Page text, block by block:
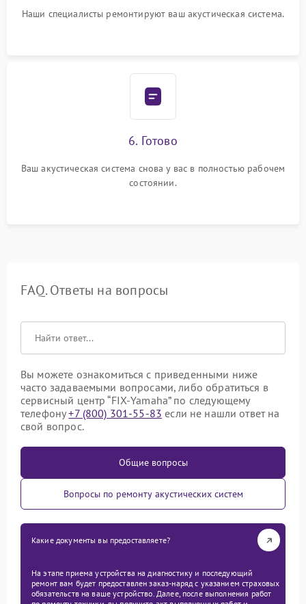
Наши специалисты ремонтируют ваш акустическая система.
6. Готово
Ваш акустическая система снова у вас в полностью рабочем
состоянии.
FAQ. Ответы на вопросы
Вы можете ознакомиться с приведенными ниже
часто задаваемыми вопросами, либо обратиться в
сервисный центр “FIX-Yamaha” по следующему
телефону+7 (800) 301-55-83 если не нашли ответ на
свой вопрос.
Общие вопросы
Вопросы по ремонту акустических систем
Какие документы вы предоставляете?
На этапе приема устройства на диагностику и последующий
ремонт вам будет предоставлен заказ-наряд с указанием страховых
обязательств на ваше устройство. Далее, после выполнения работ